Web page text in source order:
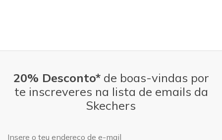
20% Desconto*de boas-vindas por
te inscreveres na lista de emails da
Skechers
Endereço de e-mail